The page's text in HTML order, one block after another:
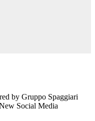
by Gruppo Spaggiari
Social Media